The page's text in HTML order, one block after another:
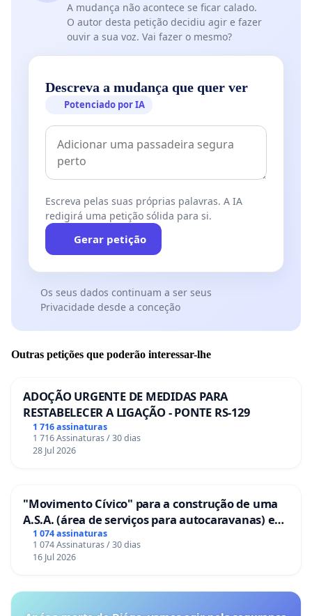
A mudança não acontece se ficar calado.
O autor desta petição decidiu agir e fazer
ouvir a sua voz. Vai fazer o mesmo?
Descreva a mudança que quer ver
Potenciado por IA
Escreva pelas suas próprias palavras. A IA
redigirá uma petição sólida para si.
Gerar petição
Os seus dados continuam a ser seus
Privacidade desde a conceção
Outras petições que poderão interessar-lhe
ADOÇÃO URGENTE DE MEDIDAS PARA
RESTABELECER A LIGAÇÃO - PONTE RS-129
1 716 assinaturas
1 716 Assinaturas / 30 dias
28 Jul 2026
"Movimento Cívico" para a construção de uma
A.S.A. (área de serviços para autocaravanas) em
Coimbra
1 074 assinaturas
1 074 Assinaturas / 30 dias
16 Jul 2026